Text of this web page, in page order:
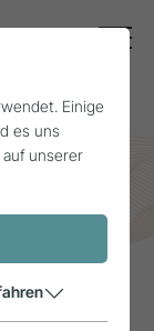
Einige
es uns
unserer